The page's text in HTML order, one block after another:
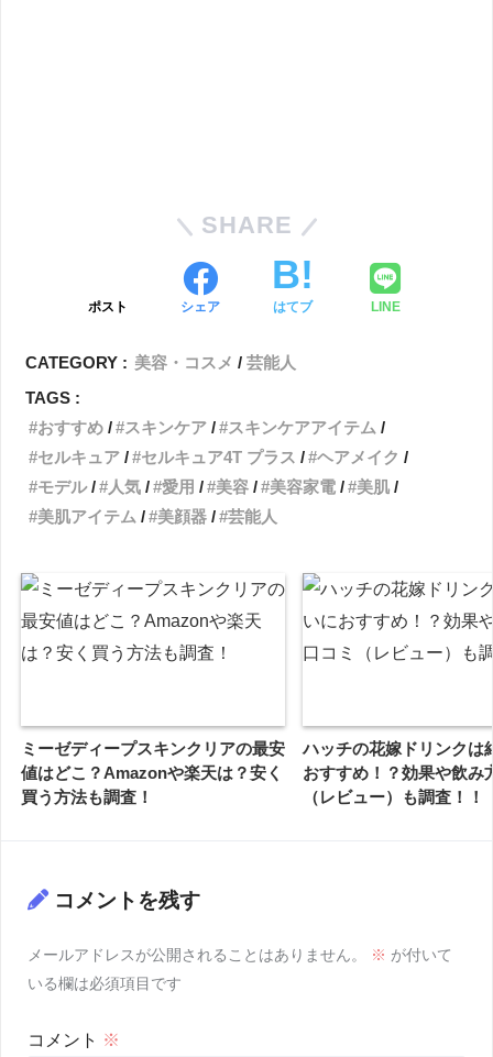
SHARE
ポスト シェア はてブ LINE
CATEGORY : 美容・コスメ
芸能人
TAGS :
おすすめ
スキンケア
スキンケアアイテム
セルキュア
セルキュア4T プラス
ヘアメイク
モデル
人気 愛用 美容 美容家電
美肌
美肌アイテム
美顔器 芸能人
ミーゼディープスキンクリアの最安
値はどこ？Amazonや楽天は？安く
買う方法も調査！
ハッチの花嫁ドリンクは
おすすめ！？効果や飲み
（レビュー）も調査！！
コメントを残す
メールアドレスが公開されることはありません。 ※ が付いて
いる欄は必須項目です
コメント ※